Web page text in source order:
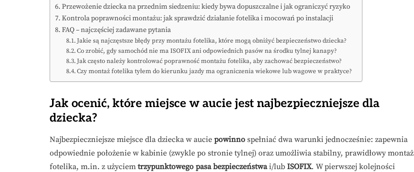
Przewożenie dziecka na przednim siedzeniu: kiedy bywa dopuszczalne i jak ograniczyć ryzyko
Kontrola poprawności montażu: jak sprawdzić działanie fotelika i mocowań po instalacji
FAQ – najczęściej zadawane pytania
Jakie są najczęstsze błędy przy montażu fotelika, które mogą obniżyć bezpieczeństwo dziecka?
Co zrobić, gdy samochód nie ma ISOFIX ani odpowiednich pasów na środku tylnej kanapy?
Jak często należy kontrolować poprawność montażu fotelika, aby zachować bezpieczeństwo?
Czy montaż fotelika tyłem do kierunku jazdy ma ograniczenia wiekowe lub wagowe w praktyce?
Jak ocenić, które miejsce w aucie jest najbezpieczniejsze dla
dziecka?
Najbezpieczniejsze miejsce dla dziecka w aucie powinno spełniać dwa warunki jednocześnie: zapewnia
odpowiednie położenie w kabinie (zwykle po stronie tylnej) oraz umożliwia stabilny, prawidłowy montaż
fotelika, m.in. z użyciem trzypunktowego pasa bezpieczeństwai/lub ISOFIX. W pierwszej kolejności